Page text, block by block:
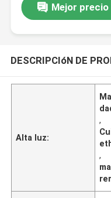
Mejor precio
DESCRIPCIóN DE
Alta luz:
,
,